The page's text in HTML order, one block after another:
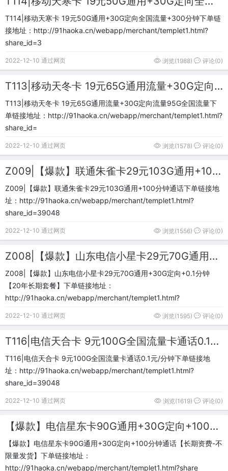
T114|移动天寒卡 19元50G通用+30G定向全国流量+300分钟下单链
接地址：http://91haoka.cn/webapp/merchant/templet1.html?
share_id=3
2022-12-10 通过网页 浏览(1988) 评论(0)
T113|移动天冬卡 19元65G通用流量+30G定向流量95G全国流量
T113|移动天冬卡 19元65G通用流量+30G定向流量95G全国流量下
单链接地址：http://91haoka.cn/webapp/merchant/templet1.html?
share_id=
2022-12-10 通过网页 浏览(1578) 评论(0)
Z009|【爆款】联通朱雀卡29元103G通用+100分钟通话
Z009|【爆款】联通朱雀卡29元103G通用+100分钟通话下单链接地
址：http://91haoka.cn/webapp/merchant/templet1.html?
share_id=39048
2022-12-10 通过网页 浏览(1556) 评论(0)
Z008|【爆款】山东电信小星卡29元70G通用+30G定向+0.1分钟【20年长期套餐】
Z008|【爆款】山东电信小星卡29元70G通用+30G定向+0.1分钟
【20年长期套餐】下单链接地址：
http://91haoka.cn/webapp/merchant/templet1.html?
2022-12-10 通过网页 浏览(1595) 评论(0)
T116|电信天合卡 9元100G全国流量卡通话0.1元/分钟
T116|电信天合卡 9元100G全国流量卡通话0.1元/分钟下单链接地
址：http://91haoka.cn/webapp/merchant/templet1.html?
share_id=39048
2022-12-10 通过网页 浏览(1619) 评论(0)
【爆款】电信星东卡90G通用+30G定向+100分钟通话【长期资费-不限量发货】
【爆款】电信星东卡90G通用+30G定向+100分钟通话【长期资费-不
限量发货】下单链接地址：
http://91haoka.cn/webapp/merchant/templet1.html?share